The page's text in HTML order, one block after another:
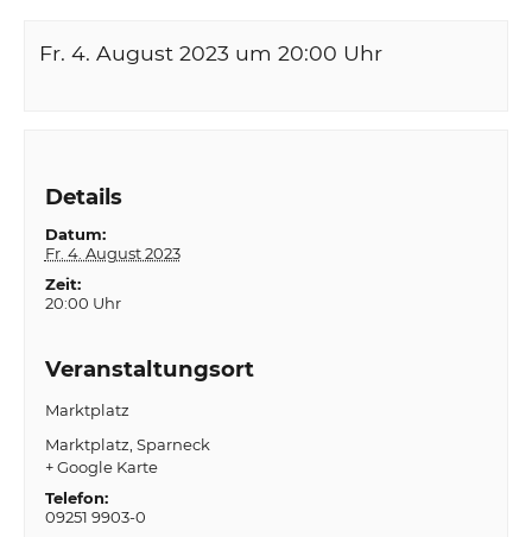
Fr. 4. August 2023 um 20:00 Uhr
Details
Datum:
Fr. 4. August 2023
Zeit:
20:00 Uhr
Veranstaltungsort
Marktplatz
Marktplatz Sparneck
+ Google Karte
Telefon:
09251 9903-0